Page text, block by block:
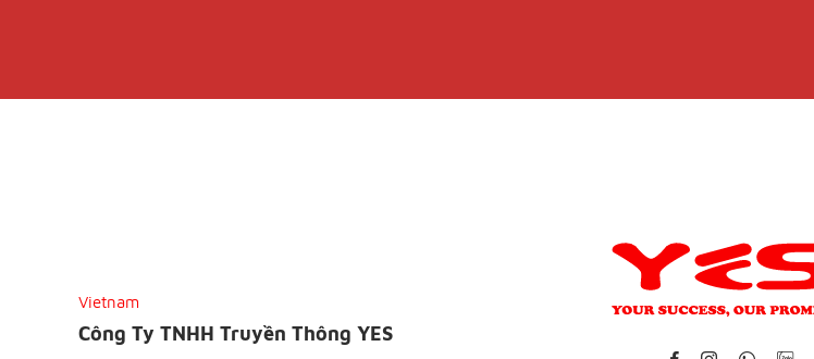
Vietnam
Công Ty TNHH Truyền Thông YES